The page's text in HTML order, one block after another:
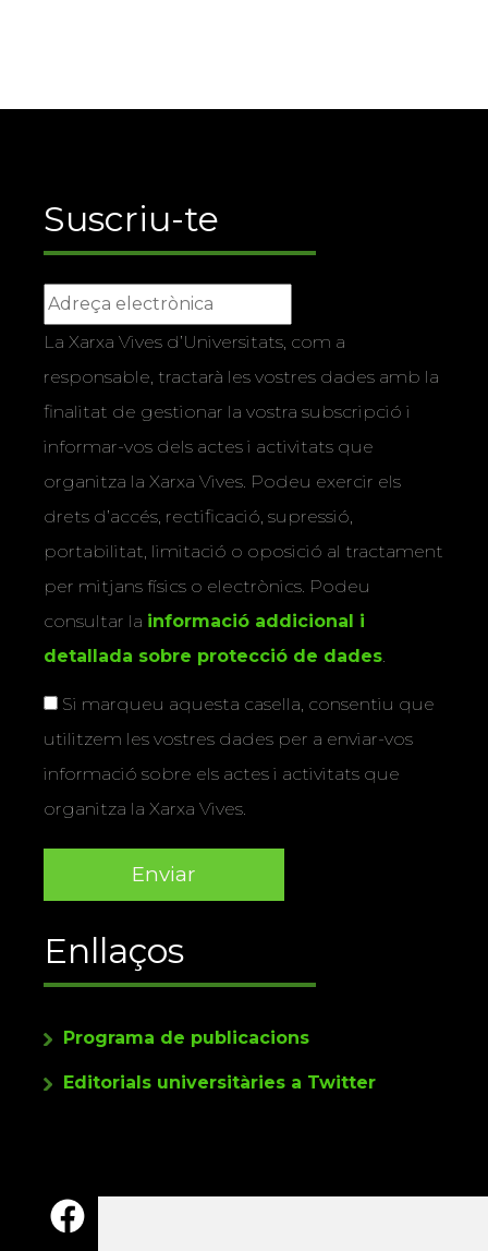
Suscriu-te
La Xarxa Vives d’Universitats, com a
responsable, tractarà les vostres dades amb la
finalitat de gestionar la vostra subscripció i
informar-vos dels actes i activitats que
organitza la Xarxa Vives. Podeu exercir els
drets d’accés, rectificació, supressió,
portabilitat, limitació o oposició al tractament
per mitjans físics o electrònics. Podeu
consultar la informació addicional i
detallada sobre protecció de dades.
Si marqueu aquesta casella, consentiu que
utilitzem les vostres dades per a enviar-vos
informació sobre els actes i activitats que
organitza la Xarxa Vives.
Enllaços
Programa de publicacions
Editorials universitàries a Twitter